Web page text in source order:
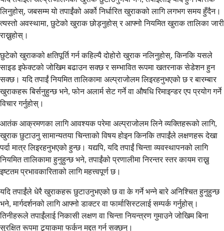
लिनुहोस्, जबसम्म यो तपाईंको अर्को निर्धारित खुराकको लागि लगभग समय हुँदैन।
त्यस्तो अवस्थामा, छुटेको खुराक छोड्नुहोस् र आफ्नो नियमित खुराक तालिका जारी
राख्नुहोस्।
छुटेको खुराकको क्षतिपूर्ति गर्न कहिल्यै दोहोरो खुराक नलिनुहोस्, किनकि यसले
साइड इफेक्टको जोखिम बढाउन सक्छ र सम्भावित रूपमा खतरनाक सेडेशन हुन
सक्छ। यदि तपाईं नियमित तालिकामा अल्प्राजोलम लिइरहनुभएको छ र बारम्बार
खुराकहरू बिर्सनुहुन्छ भने, फोन अलार्म सेट गर्ने वा औषधि रिमाइन्डर एप प्रयोग गर्ने
विचार गर्नुहोस्।
आतंक आक्रमणका लागि आवश्यक परेमा अल्प्राजोलम लिने व्यक्तिहरूको लागि,
खुराक छुटाउनु सामान्यतया चिन्ताको विषय होइन किनकि तपाईंले लक्षणहरू देखा
पर्दा मात्र लिइरहनुभएको हुन्छ। यद्यपि, यदि तपाईं चिन्ता व्यवस्थापनको लागि
नियमित तालिकामा हुनुहुन्छ भने, तपाईंको प्रणालीमा निरन्तर स्तर कायम राख्नु
इष्टतम प्रभावकारिताको लागि महत्त्वपूर्ण छ।
यदि तपाईंले धेरै खुराकहरू छुटाउनुभएको छ वा के गर्ने भन्ने बारे अनिश्चित हुनुहुन्छ
भने, मार्गदर्शनको लागि आफ्नो डाक्टर वा फार्मासिस्टलाई सम्पर्क गर्नुहोस्।
तिनीहरूले तपाईंलाई निकासी लक्षण वा चिन्ता नियन्त्रण गुमाउने जोखिम बिना
सुरक्षित रूपमा ट्र्याकमा फर्कन मद्दत गर्न सक्छन्।